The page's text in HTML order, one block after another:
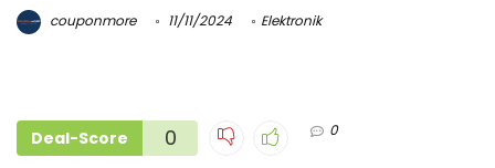
couponmore 11/11/2024 Elektronik
Deal-Score 0 0